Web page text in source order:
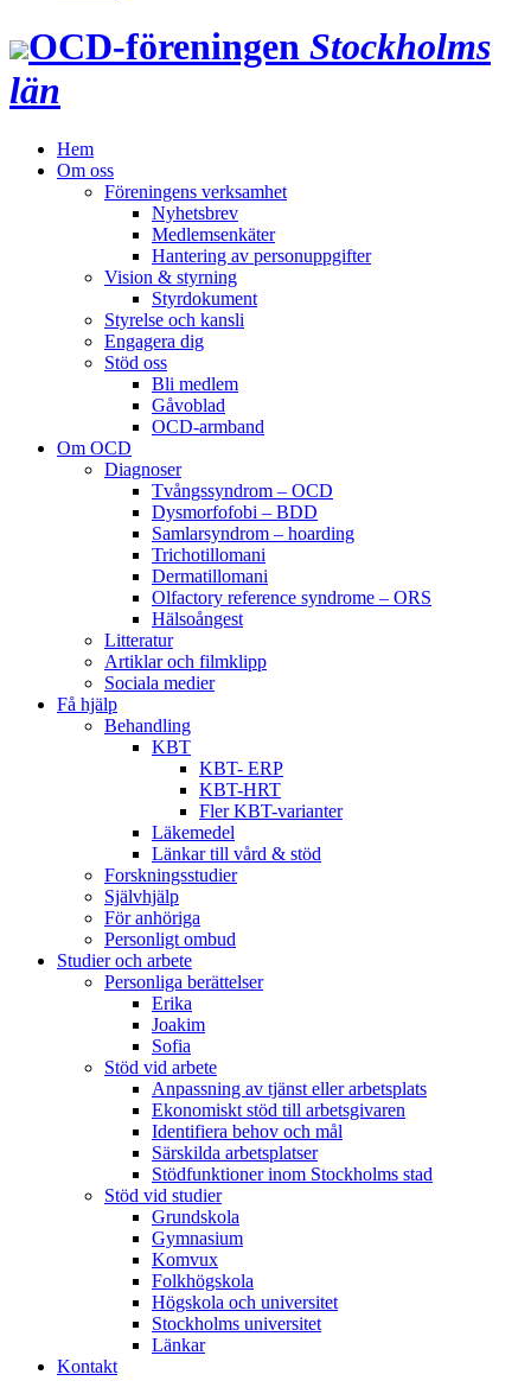
OCD‑föreningen Stockholms
län
Hem
Om oss
Föreningens verksamhet
Nyhetsbrev
Medlemsenkäter
Hantering av personuppgifter
Vision & styrning
Styrdokument
Styrelse och kansli
Engagera dig
Stöd oss
Bli medlem
Gåvoblad
OCD-armband
Om OCD
Diagnoser
Tvångssyndrom – OCD
Dysmorfofobi – BDD
Samlarsyndrom – hoarding
Trichotillomani
Dermatillomani
Olfactory reference syndrome – ORS
Hälsoångest
Litteratur
Artiklar och filmklipp
Sociala medier
Få hjälp
Behandling
KBT
KBT- ERP
KBT-HRT
Fler KBT-varianter
Läkemedel
Länkar till vård & stöd
Forskningsstudier
Självhjälp
För anhöriga
Personligt ombud
Studier och arbete
Personliga berättelser
Erika
Joakim
Sofia
Stöd vid arbete
Anpassning av tjänst eller arbetsplats
Ekonomiskt stöd till arbetsgivaren
Identifiera behov och mål
Särskilda arbetsplatser
Stödfunktioner inom Stockholms stad
Stöd vid studier
Grundskola
Gymnasium
Komvux
Folkhögskola
Högskola och universitet
Stockholms universitet
Länkar
Kontakt